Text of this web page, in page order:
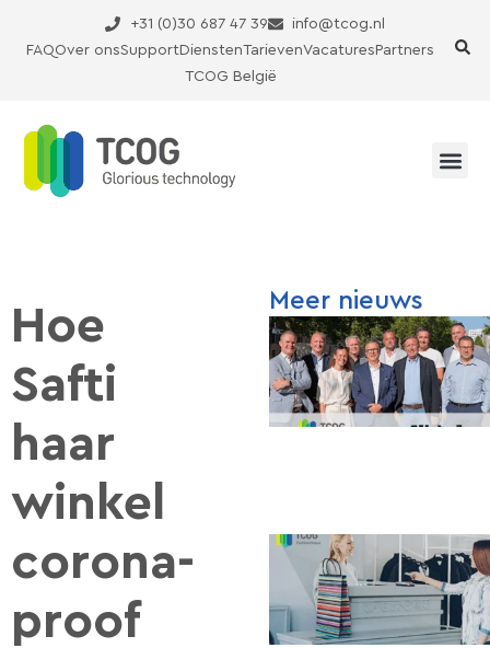
+31 (0)30 687 47 39
info@tcog.nl
FAQOver onsSupportDienstenTarievenVacatures Partners
TCOG België
Hoe
Safti
haar
winkel
corona-
proof
Meer nieuws